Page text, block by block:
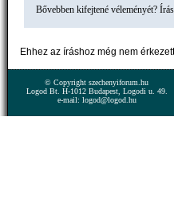
Bővebben kifejtené véleményét?
Ehhez az íráshoz még nem
© Copyright szechenyiforum.hu
Logod Bt. H-1012 Budapest, Logodi u. 49.
e-mail: logod@logod.hu